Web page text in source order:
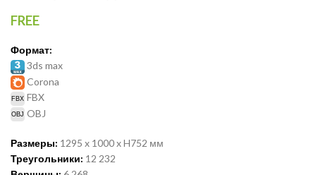
FREE
Формат:
3ds max
Corona
FBX
OBJ
Размеры: 1295 x 1000 x H752 мм
Треугольники: 12 232